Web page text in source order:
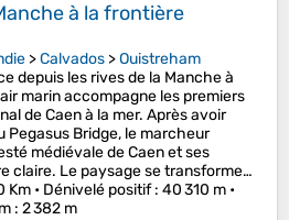
à la frontière
>Calvados >Ouistreham
depuis les rives de la Manche à
marin accompagne les premiers
de Caen à la mer. Après avoir
Pegasus Bridge, le marcheur
médiévale de Caen et ses
claire. Le paysage se transforme…
Km • Dénivelé positif: 40 310 m •
: 2 382 m